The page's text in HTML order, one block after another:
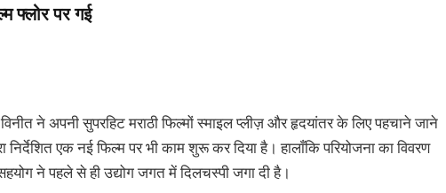
फ्लोर पर गई
ने अपनी सुपरहिट मराठी फिल्मों स्माइल प्लीज़ और हृदयांतर के लिए पहचाने जाने
निर्देशित एक नई फिल्म पर भी काम शुरू कर दिया है। हालाँकि परियोजना का विवरण
ने पहले से ही उद्योग जगत में दिलचस्पी जगा दी है।